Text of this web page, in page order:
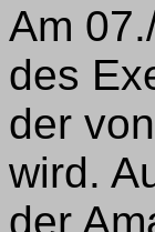
Am
des
der
wird.
der